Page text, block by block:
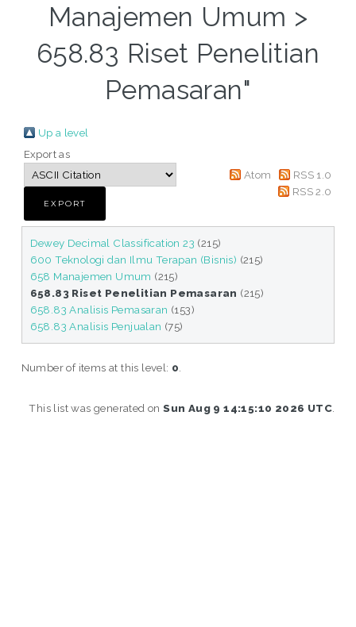
Manajemen Umum >
658.83 Riset Penelitian
Pemasaran"
Up a level
Export as
Atom
RSS 1.0
RSS 2.0
Dewey Decimal Classification 23 (215)
600 Teknologi dan Ilmu Terapan (Bisnis) (215)
658 Manajemen Umum (215)
658.83 Riset Penelitian Pemasaran (215)
658.83 Analisis Pemasaran (153)
658.83 Analisis Penjualan (75)
Number of items at this level: 0
This list was generated onSun Aug 9 14:15:10 2026 UTC.